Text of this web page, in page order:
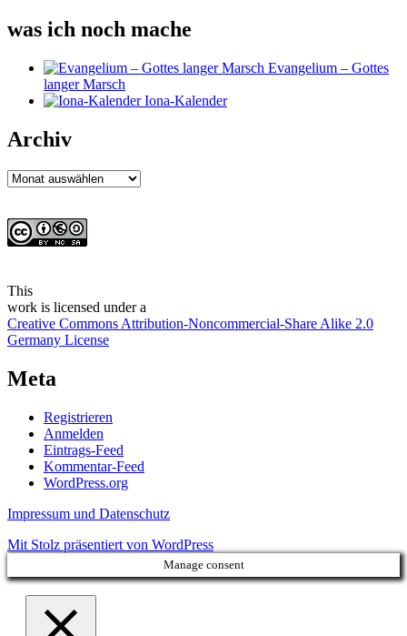
was ich noch mache
Evangelium – Gottes
langer Marsch
Iona-Kalender
Archiv
Archiv
This
work is licensed under a
Creative Commons Attribution-Noncommercial-Share Alike 2.0
Germany License
Meta
Registrieren
Anmelden
Eintrags-Feed
Kommentar-Feed
WordPress.org
Impressum und Datenschutz
Mit Stolz präsentiert von WordPress
Manage consent